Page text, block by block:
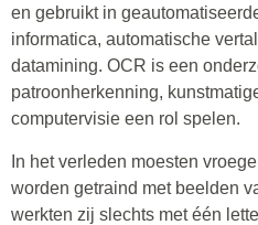
en gebruikt in
informatica, automatische
datamining. OCR is een
patroonherkenning,
computervisie een rol spelen.
In het verleden moesten
worden getraind met beelden
werkten zij slechts met één